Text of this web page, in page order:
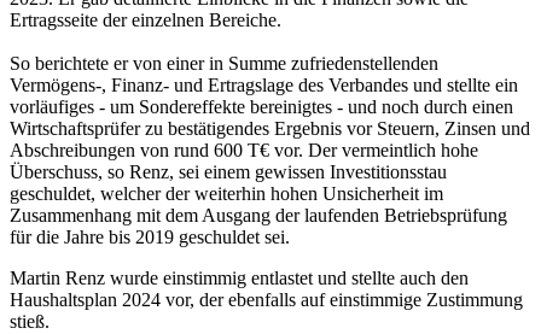
gesammelt haben. DieCookie-Einstellungen
angepasst werden.
Ertragsseite der einzelnen Bereiche.
So berichtete er von einer in Summe zufriedenstellenden
Vermögens-, Finanz- und Ertragslage des Verbandes und stellte ein
vorläufiges - um Sondereffekte bereinigtes - und noch durch einen
Wirtschaftsprüfer zu bestätigendes Ergebnis vor Steuern, Zinsen und
Abschreibungen von rund 600 T€ vor. Der vermeintlich hohe
Überschuss, so Renz, sei einem gewissen Investitionsstau
geschuldet, welcher der weiterhin hohen Unsicherheit im
Zusammenhang mit dem Ausgang der laufenden Betriebsprüfung
für die Jahre bis 2019 geschuldet sei.
Martin Renz wurde einstimmig entlastet und stellte auch den
Haushaltsplan 2024 vor, der ebenfalls auf einstimmige Zustimmung
stieß.